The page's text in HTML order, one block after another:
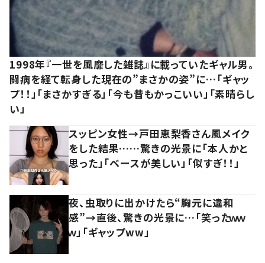
1998年『一世を風靡した雑誌』に載っていたギャル男。
闘病を経て転身した現在の”まさかの姿”に…「ギャッ
プ！！」「まさかすぎる」「今も昔もかっこいい」「素晴らし
い」
スッピン女性→戸田恵梨香さん風メイク
をした結果……驚きの光景に「本人かと
思った」「ベースが美しい」「似すぎ！！」
夜、虫取りに出かけたら“胸元に違和
感”→直後、驚きの光景に…「笑ったｗｗ
ｗ」「ギャップww」